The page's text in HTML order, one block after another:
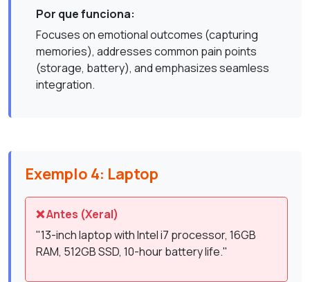
Por que funciona:
Focuses on emotional outcomes (capturing
memories), addresses common pain points
(storage, battery), and emphasizes seamless
integration.
Exemplo 4: Laptop
❌ Antes (Xeral)
"13-inch laptop with Intel i7 processor, 16GB
RAM, 512GB SSD, 10-hour battery life."